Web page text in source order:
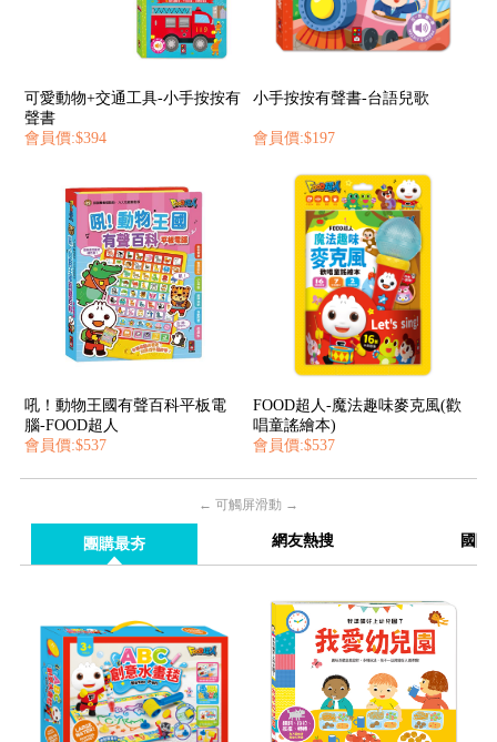
可愛動物+交通工具-小手按按有
聲書
會員價:$394
小手按按有聲書-台語兒歌
會員價:$197
吼！動物王國有聲百科平板電
腦-FOOD超人
會員價:$537
FOOD超人-魔法趣味麥克風(歡
唱童謠繪本)
會員價:$537
← 可觸屏滑動 →
團購最夯 網友熱搜 國際